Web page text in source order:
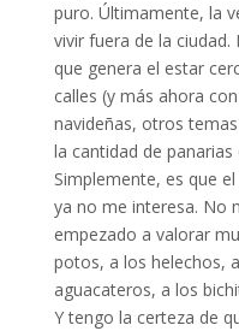
puro. Últimamente, la
vivir fuera de la
que genera el estar
calles (y más ahora
navideñas, otros
la cantidad de
Simplemente, es que
ya no me interesa. No
empezado a valorar
potos, a los helechos,
aguacateros, a los
Y tengo la certeza de